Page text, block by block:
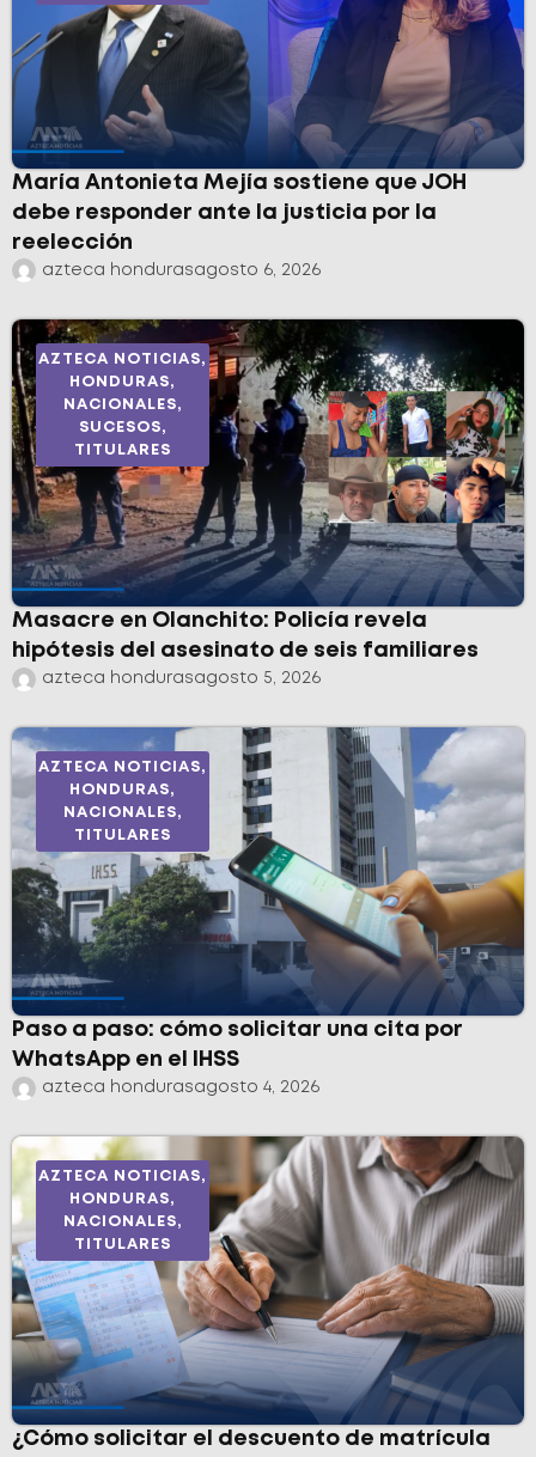
María Antonieta Mejía sostiene que JOH
debe responder ante la justicia por la
reelección
azteca hondurasagosto 6, 2026
AZTECA NOTICIAS,
HONDURAS,
NACIONALES,
SUCESOS,
TITULARES
Masacre en Olanchito: Policía revela
hipótesis del asesinato de seis familiares
azteca hondurasagosto 5, 2026
AZTECA NOTICIAS,
HONDURAS,
NACIONALES,
TITULARES
Paso a paso: cómo solicitar una cita por
WhatsApp en el IHSS
azteca hondurasagosto 4, 2026
AZTECA NOTICIAS,
HONDURAS,
NACIONALES,
TITULARES
¿Cómo solicitar el descuento de matrícula